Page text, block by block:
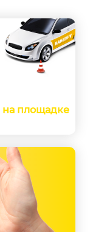
на площадке